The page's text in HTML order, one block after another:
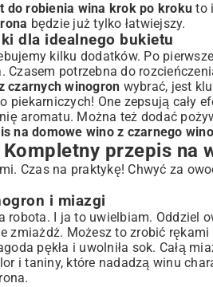
do robienia wina krok po kroku to
będzie już tylko łatwiejszy.
dla idealnego bukietu
kilku dodatków. Po
Czasem potrzebna do
czarnych winogron wybrać, jest
piekarniczych! One zepsują cały
aromatu. Można też dodać
na domowe wino z czarnego
przepis na
Czas na praktykę! Chwyć za
i miazgi
robota. I ja to uwielbiam. Oddziel
zmiażdż. Możesz to zrobić
pękła i uwolniła sok. Całą
i taniny, które nadadzą winu